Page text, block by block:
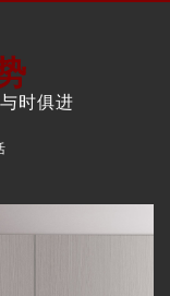
时俱进